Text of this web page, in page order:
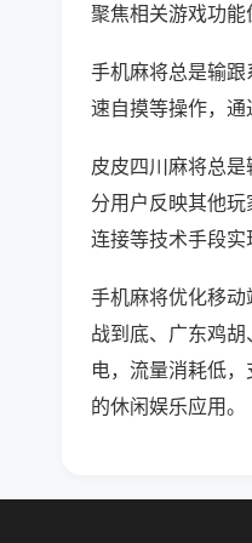
聚焦相关游戏功能
手机麻将总是输
速自摸等操作，通
皮皮四川麻将总是
分用户反映其他玩
连接等技术手段实
手机麻将优化移
战到底、广东鸡
电，流量消耗低
的休闲娱乐应用。